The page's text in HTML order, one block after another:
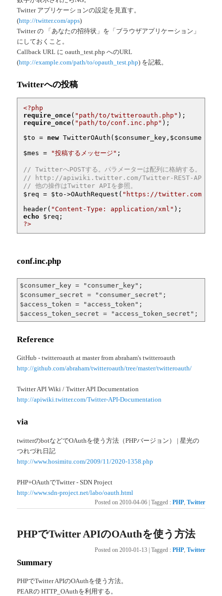
Twitter アプリケーションの設定を見直す。
(http://twitter.com/apps)
Twitter の 「あなたの招待状」を「ブラウザアプリケーション」
にしておくこと。
Callback URL に oauth_test.php へのURL
(http://example.com/path/to/opauth_test.php) を記載。
Twitterへの投稿
<?php
require_once( "path/to/twitteroauth.php"
require_once( "path/to/conf.inc.php" );
$to = new TwitterOAuth( $consumer_key,
$mes = "投稿するメッセージ" ;
// TwitterへPOSTする。パラメーターは配列に格納する。
// http://apiwiki.twitter.com/Twitter-REST-API-
// 他の操作はTwitter APIを参照。
$req = $to ->OAuthRequest( "https://twitter.com/
header( "Content-Type: application/xml"
echo
$req
?>
conf.inc.php
$consumer_key = "consumer_key";
$consumer_secret = "consumer_secret";
$access_token = "access_token";
$access_token_secret = "access_token_secret";
Reference
GitHub - twitteroauth at master from abraham's twitteroauth
http://github.com/abraham/twitteroauth/tree/master/twitteroauth/
Twitter API Wiki / Twitter API Documentation
http://apiwiki.twitter.com/Twitter-API-Documentation
via
twitterのbotなどでOAuthを使う方法（PHPバージョン） | 星光の
つれづれ日記
http://www.hosimitu.com/2009/11/2020-1358.php
PHP+OAuthでTwitter - SDN Project
http://www.sdn-project.net/labo/oauth.html
Posted on 2010-04-06 Tagged : PHP, Twitter
PHPでTwitter APIのOAuthを使う方法
Posted on 2010-01-13 | Tagged : PHP, Twitter
Summary
PHPでTwitter APIのOAuthを使う方法。
PEARの HTTP_OAuthを利用する。